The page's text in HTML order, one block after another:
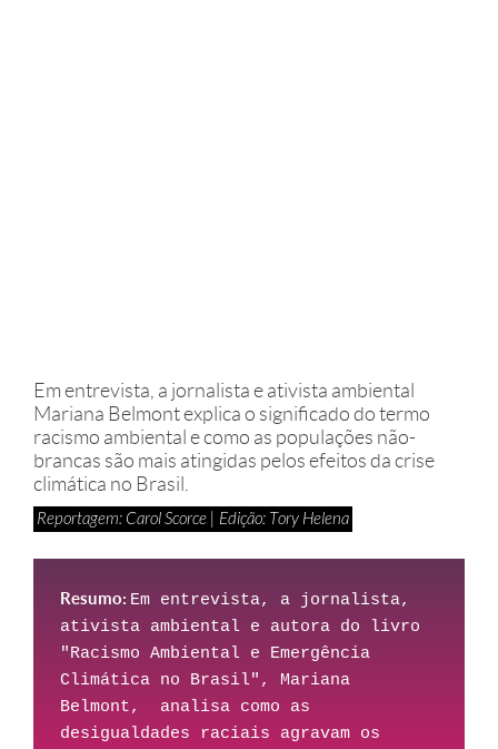
Em entrevista, a jornalista e ativista ambiental
Mariana Belmont explica o significado do termo
racismo ambiental e como as populações não-
brancas são mais atingidas pelos efeitos da crise
climática no Brasil.
Reportagem: Carol Scorce | Edição: Tory Helena
Resumo: Em entrevista, a jornalista,
ativista ambiental e autora do livro
"Racismo Ambiental e Emergência
Climática no Brasil", Mariana
Belmont,  analisa como as
desigualdades raciais agravam os